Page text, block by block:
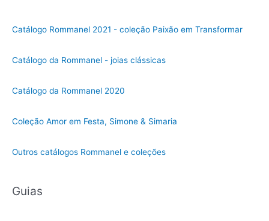
Catálogo Rommanel 2021 - coleção Paixão em Transformar
Catálogo da Rommanel - joias clássicas
Catálogo da Rommanel 2020
Coleção Amor em Festa, Simone & Simaria
Outros catálogos Rommanel e coleções
Guias